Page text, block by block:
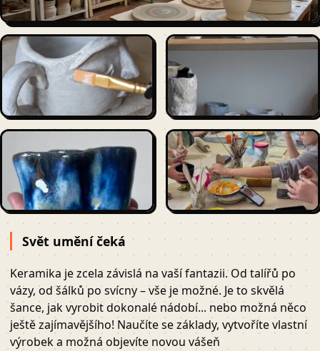
Svět umění čeká
Keramika je zcela závislá na vaší fantazii. Od talířů po
vázy, od šálků po svícny – vše je možné. Je to skvělá
šance, jak vyrobit dokonalé nádobí... nebo možná něco
ještě zajímavějšího! Naučíte se základy, vytvoříte vlastní
výrobek a možná objevíte novou vášeň